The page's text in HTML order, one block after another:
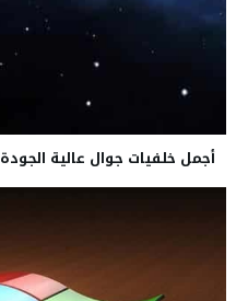
أجمل خلفيات جوال عالية الجودة 2023